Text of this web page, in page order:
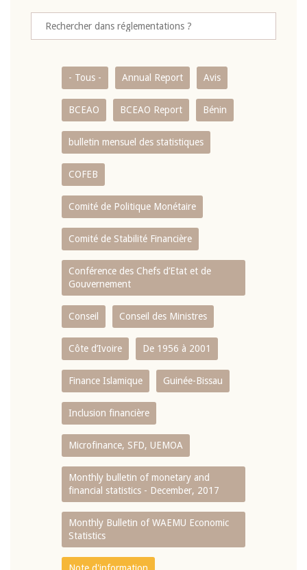
- Tous - Annual Report Avis
BCEAO BCEAO Report Bénin
bulletin mensuel des statistiques
COFEB
Comité de Politique Monétaire
Comité de Stabilité Financière
Conférence des Chefs d’Etat et de
Gouvernement
Conseil Conseil des Ministres
Côte d’Ivoire De 1956 à 2001
Finance Islamique Guinée-Bissau
Inclusion financière
Microfinance, SFD, UEMOA
Monthly bulletin of monetary and
financial statistics - December, 2017
Monthly Bulletin of WAEMU Economic
Statistics